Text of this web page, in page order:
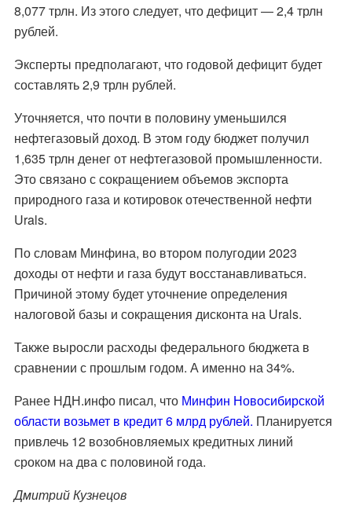
8,077 трлн. Из этого следует, что дефицит — 2,4 трлн
рублей.
Эксперты предполагают, что годовой дефицит будет
составлять 2,9 трлн рублей.
Уточняется, что почти в половину уменьшился
нефтегазовый доход. В этом году бюджет получил
1,635 трлн денег от нефтегазовой промышленности.
Это связано с сокращением объемов экспорта
природного газа и котировок отечественной нефти
Urals.
По словам Минфина, во втором полугодии 2023
доходы от нефти и газа будут восстанавливаться.
Причиной этому будет уточнение определения
налоговой базы и сокращения дисконта на Urals.
Также выросли расходы федерального бюджета в
сравнении с прошлым годом. А именно на 34%.
Ранее НДН.инфо писал, чтоМинфин Новосибирской
области возьмет в кредит 6 млрд рублей. Планируется
привлечь 12 возобновляемых кредитных линий
сроком на два с половиной года.
Дмитрий Кузнецов